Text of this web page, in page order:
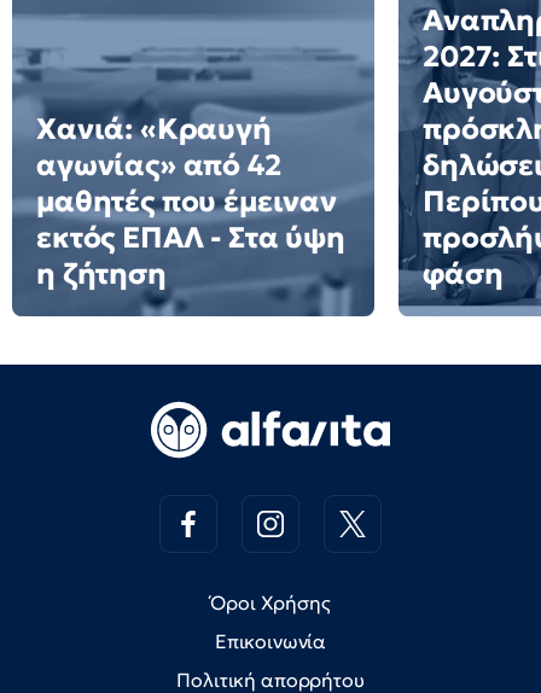
Χανιά: «Κραυγή
αγωνίας» από 42
μαθητές που έμειναν
εκτός ΕΠΑΛ - Στα ύψη
η ζήτηση
2027:
φάση
Όροι Χρήσης
Επικοινωνία
Πολιτική απορρήτου